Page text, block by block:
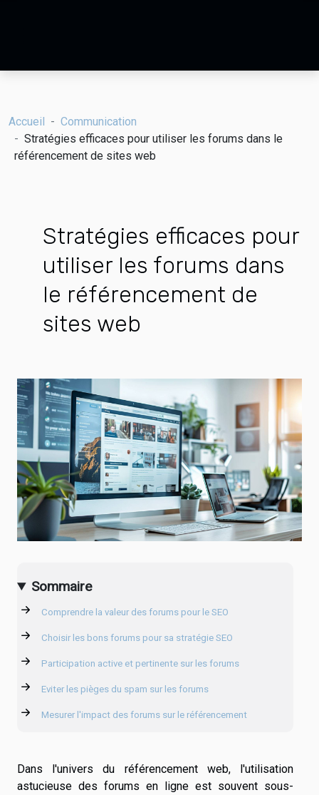
Accueil
Communication
Stratégies efficaces pour utiliser les forums dans le
référencement de sites web
Stratégies efficaces pour
utiliser les forums dans
le référencement de
sites web
Sommaire
Comprendre la valeur des forums pour le SEO
Choisir les bons forums pour sa stratégie SEO
Participation active et pertinente sur les forums
Eviter les pièges du spam sur les forums
Mesurer l'impact des forums sur le référencement
Dans l'univers du référencement web, l'utilisation
astucieuse des forums en ligne est souvent sous-